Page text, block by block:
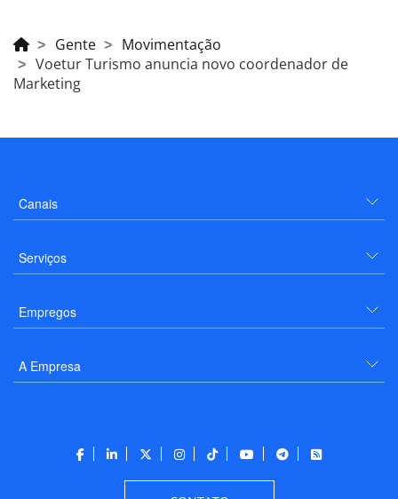
Gente
Movimentação
Voetur Turismo anuncia novo coordenador de
Marketing
Canais
Serviços
Empregos
A Empresa